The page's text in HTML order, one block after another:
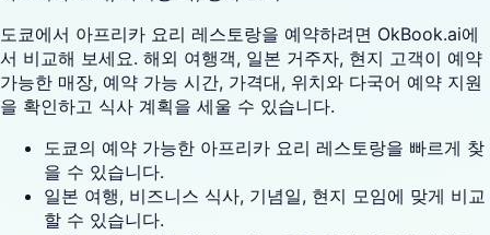
도쿄에서 아프리카 요리 레스토랑을 예약하려면 OkBook.ai에
서 비교해 보세요. 해외 여행객, 일본 거주자, 현지 고객이 예약
가능한 매장, 예약 가능 시간, 가격대, 위치와 다국어 예약 지원
을 확인하고 식사 계획을 세울 수 있습니다.
도쿄의 예약 가능한 아프리카 요리 레스토랑을 빠르게 찾
을 수 있습니다.
일본 여행, 비즈니스 식사, 기념일, 현지 모임에 맞게 비교
할 수 있습니다.